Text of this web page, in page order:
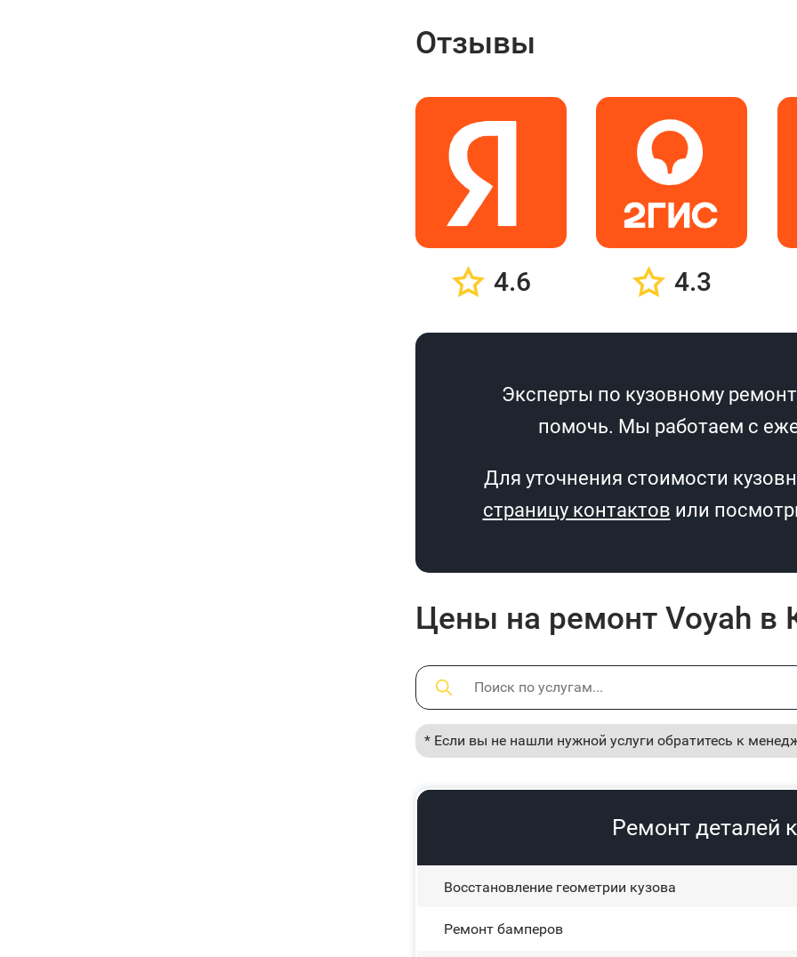
Отзывы
4.6 4.3
Эксперты по кузовному
помочь. Мы работаем с
Для уточнения стоимости
страницу контактов или
Цены на ремонт Voyah в
* Если вы не нашли нужной услуги обратитесь к
Ремонт деталей
Восстановление геометрии кузова
Ремонт бамперов